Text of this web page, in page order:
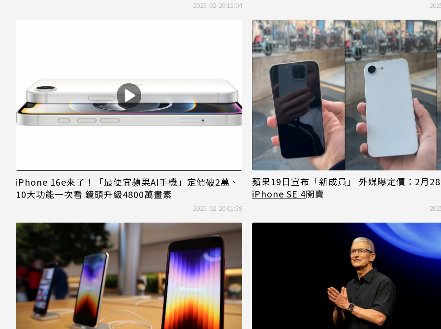
2025-02-20 15:04
iPhone 16e來了！「最便宜蘋果AI手機」定價破2萬、
10大功能一次看 鏡頭升級4800萬畫素
2025-02-20 01:58
蘋果19日宣布「新成員」 外媒曝定價：2月
iPhone SE 4開賣